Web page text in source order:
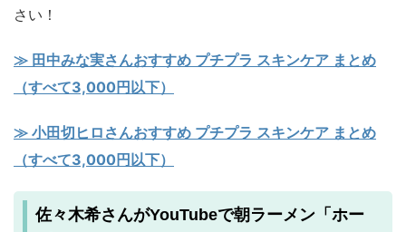
さい！
≫ 田中みな実さんおすすめ プチプラ スキンケア まとめ
（すべて3,000円以下）
≫ 小田切ヒロさんおすすめ プチプラ スキンケア まとめ
（すべて3,000円以下）
佐々木希さんがYouTubeで朝ラーメン「ホー